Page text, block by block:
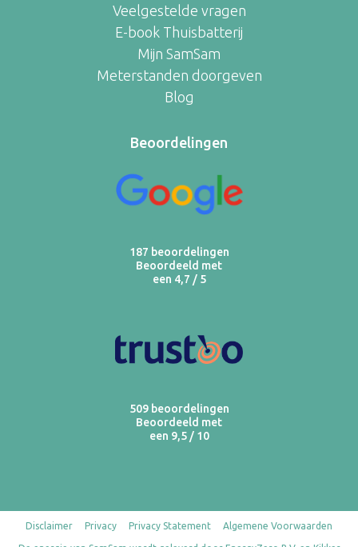
Veelgestelde vragen
E-book Thuisbatterij
Mijn SamSam
Meterstanden doorgeven
Blog
Beoordelingen
187 beoordelingen
Beoordeeld met
een 4,7 / 5
509 beoordelingen
Beoordeeld met
een 9,5 / 10
Disclaimer Privacy Privacy Statement Algemene Voorwaarden